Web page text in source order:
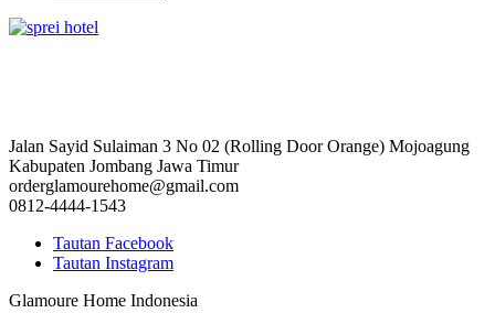
Jalan Sayid Sulaiman 3 No 02 (Rolling Door Orange) Mojoagung
Kabupaten Jombang Jawa Timur
orderglamourehome@gmail.com
0812-4444-1543
Tautan Facebook
Tautan Instagram
Glamoure Home Indonesia